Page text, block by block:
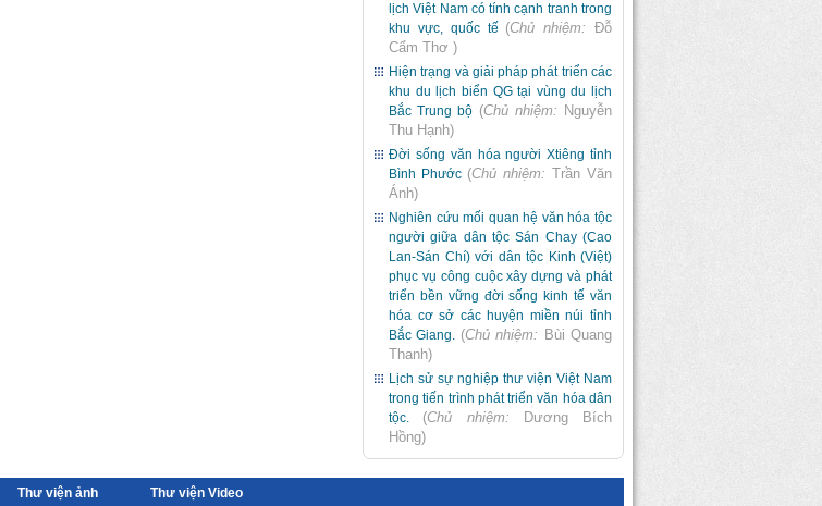
lịch Việt Nam có tính cạnh tranh trong
khu vực, quốc tế (Chủ nhiệm:
Đỗ
Cẩm Thơ )
Hiện trạng và giải pháp phát triển các
khu du lịch biển QG tại vùng du lịch
Bắc Trung bộ (Chủ nhiệm: Nguyễn
Thu Hạnh)
Đời sống văn hóa người Xtiêng tỉnh
Bình Phước (Chủ nhiệm: Trần Văn
Ánh)
Nghiên cứu mối quan hệ văn hóa tộc
người giữa dân tộc Sán Chay (Cao
Lan-Sán Chí) với dân tộc Kinh (Việt)
phục vụ công cuộc xây dựng và phát
triển bền vững đời sống kinh tế văn
hóa cơ sở các huyện miền núi tỉnh
Bắc Giang. (Chủ nhiệm: Bùi Quang
Thanh)
Lịch sử sự nghiệp thư viện Việt Nam
trong tiến trình phát triển văn hóa dân
tộc.
(Chủ nhiệm:
Dương Bích
Hồng)
Thư viện ảnh Thư viện Video